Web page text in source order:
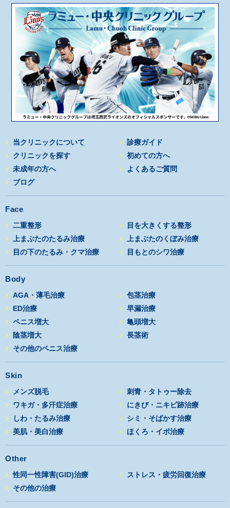
当クリニックについて
診療ガイド
クリニックを探す
初めての方へ
未成年の方へ
よくあるご質問
ブログ
Face
二重整形
目を大きくする整形
上まぶたのたるみ治療
上まぶたのくぼみ治療
目の下のたるみ・クマ治療
目もとのシワ治療
Body
AGA・薄毛治療
包茎治療
ED治療
早漏治療
ペニス増大
亀頭増大
陰茎増大
長茎術
その他のペニス治療
Skin
メンズ脱毛
刺青・タトゥー除去
ワキガ・多汗症治療
にきび・ニキビ跡治療
しわ・たるみ治療
シミ・そばかす治療
美肌・美白治療
ほくろ・イボ治療
Other
性同一性障害(GID)治療
ストレス・疲労回復治療
その他の治療